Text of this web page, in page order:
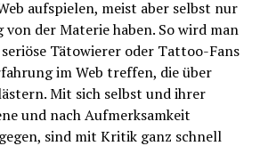
aufspielen, meist aber selbst nur
von der Materie haben. So wird man
Tätowierer oder Tattoo-Fans
im Web treffen, die über
Mit sich selbst und ihrer
und nach Aufmerksamkeit
sind mit Kritik ganz schnell